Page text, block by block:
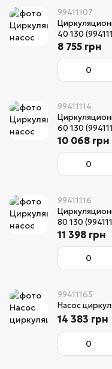
99411107
40 130
8 755 грн
99411114
60 130
10 068 грн
99411116
80 130
11 398 грн
99411165
Насос
14 383 грн